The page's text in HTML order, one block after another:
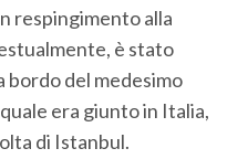
respingimento alla
è stato
bordo del medesimo
era giunto in Italia,
di Istanbul.